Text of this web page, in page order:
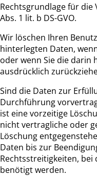
Rechtsgrundlage für
Abs. 1 lit. b DS-GVO.
Wir löschen Ihren
hinterlegten Daten,
oder wenn Sie die darin
ausdrücklich
Sind die Daten zur
Durchführung
ist eine vorzeitige
nicht vertragliche oder
Löschung
Daten bis zur
Rechtsstreitigkeiten, bei
benötigt werden.